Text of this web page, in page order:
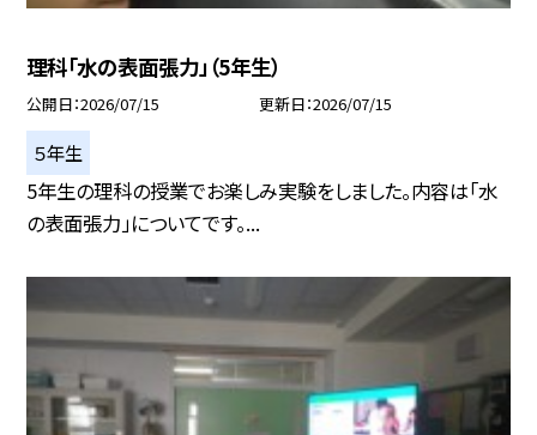
理科「水の表面張力」（5年生）
公開日 2026/07/15 更新日 2026/07/15
５年生
5年生の理科の授業でお楽しみ実験をしました。内容は「水
の表面張力」についてです。...